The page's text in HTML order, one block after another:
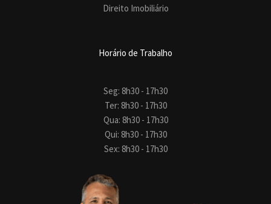
Direito Imobiliário
Horário de Trabalho
Seg: 8h30 - 17h30
Ter: 8h30 - 17h30
Qua: 8h30 - 17h30
Qui: 8h30 - 17h30
Sex: 8h30 - 17h30